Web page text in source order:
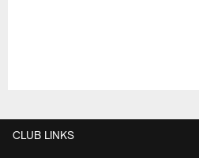
CLUB LINKS